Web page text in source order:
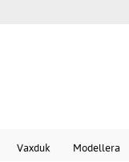
Vaxduk Modellera